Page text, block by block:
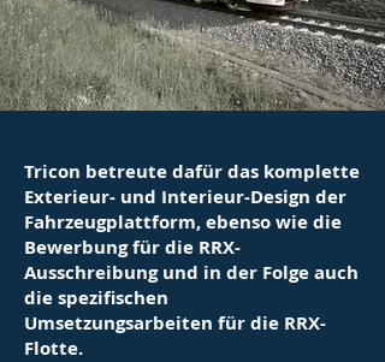
Tricon betreute dafür das komplette
Exterieur- und Interieur-Design der
Fahrzeugplattform, ebenso wie die
Bewerbung für die RRX-
Ausschreibung und in der Folge auch
die spezifischen
Umsetzungsarbeiten für die RRX-
Flotte.